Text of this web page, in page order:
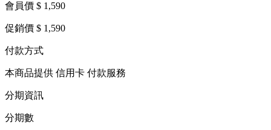
會員價 $ 1,590
促銷價 $ 1,590
付款方式
本商品提供 信用卡 付款服務
分期資訊
分期數